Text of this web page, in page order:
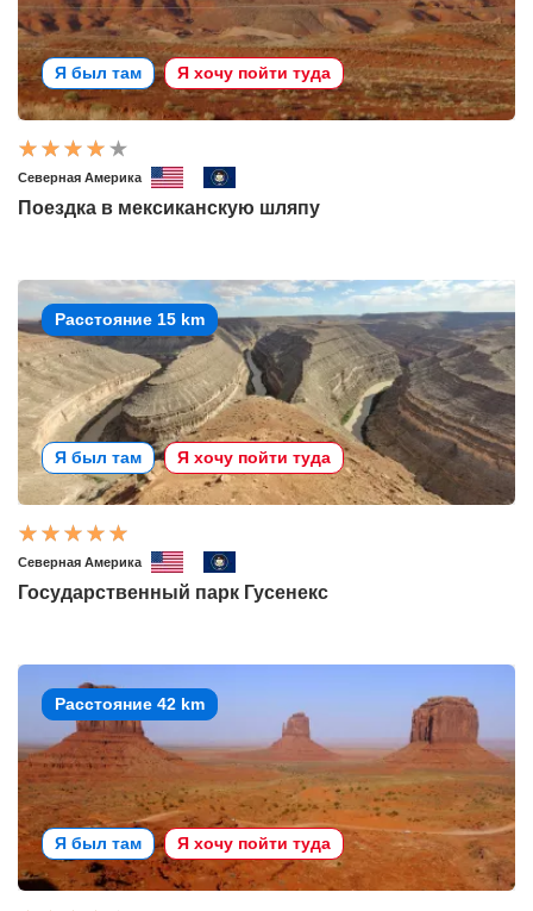
Я был там Я хочу пойти туда
Северная Америка
Поездка в мексиканскую шляпу
Расстояние 15 km
Я был там Я хочу пойти туда
Северная Америка
Государственный парк Гусенекс
Расстояние 42 km
Я был там Я хочу пойти туда